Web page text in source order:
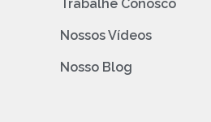
Trabalhe Conosco
Nossos Vídeos
Nosso Blog